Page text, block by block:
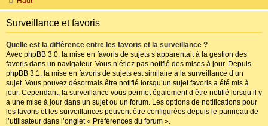
Surveillance et favoris
Quelle est la différence entre les favoris et la surveillance ?
Avec phpBB 3.0, la mise en favoris de sujets s’apparentait à la gestion des
favoris dans un navigateur. Vous n’étiez pas notifié des mises à jour. Depuis
phpBB 3.1, la mise en favoris de sujets est similaire à la surveillance d’un
sujet. Vous pouvez désormais être notifié lorsqu’un sujet favoris a été mis à
jour. Cependant, la surveillance vous permet également d’être notifié lorsqu’il y
a une mise à jour dans un sujet ou un forum. Les options de notifications pour
les favoris et les surveillances peuvent être configurées depuis le panneau de
l’utilisateur dans l’onglet « Préférences du forum ».